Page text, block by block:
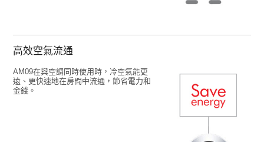
高效空氣流通
AM09在與空調同時使用時，冷空氣能更
遠、更快速地在房間中流通，節省電力和
金錢。